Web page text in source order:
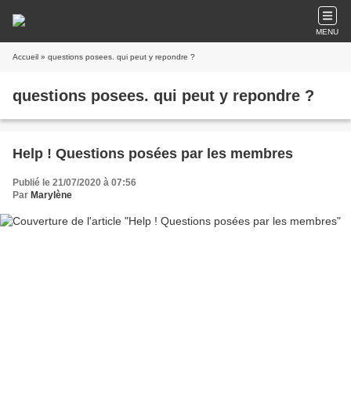
MENU
Accueil » questions posees. qui peut y repondre ?
questions posees. qui peut y repondre ?
Help ! Questions posées par les membres
Publié le 21/07/2020 à 07:56
Par Marylène